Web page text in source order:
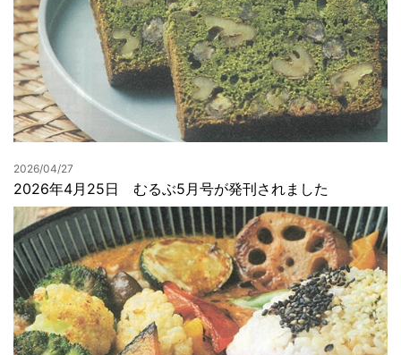
2026/04/27
2026年4月25日 むるぶ5月号が発刊されました